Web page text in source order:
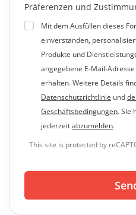
Präferenzen und
Mit dem Ausfüllen dieses
einverstanden,
Produkte und
angegebene E-Mail-
erhalten. Weitere Details
Datenschutzrichtlinie und
Geschäftsbedingungen. Sie
jederzeitabzumelden.
This site is protected by